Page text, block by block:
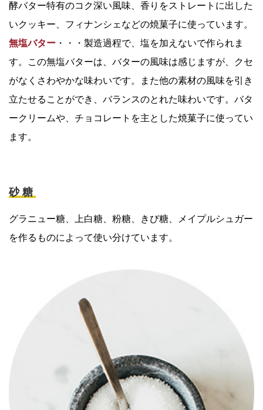
酵バター特有のコク深い風味、香りをストレートに出した
いクッキー、フィナンシェなどの焼菓子に使っています。
無塩バター ・・・製造過程で、塩を加えないで作られま
す。この無塩バターは、バターの風味は感じますが、クセ
がなくさわやかな味わいです。また他の素材の風味を引き
立たせることができ、バランスのとれた味わいです。バタ
ークリームや、チョコレートを主とした焼菓子に使ってい
ます。
砂糖
グラニュー糖、上白糖、粉糖、きび糖、メイプルシュガー
を作るものによって使い分けています。